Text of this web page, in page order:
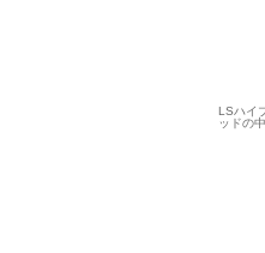
LSハイ
ッドの